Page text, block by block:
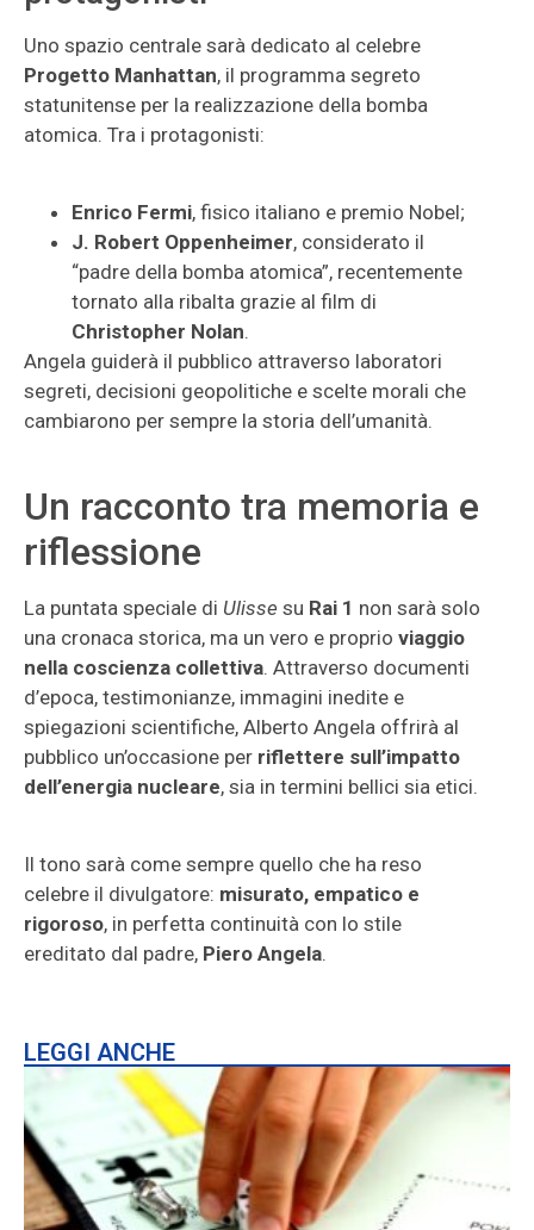
Uno spazio centrale sarà dedicato al celebre
Progetto Manhattan, il programma segreto
statunitense per la realizzazione della bomba
atomica. Tra i protagonisti:
Enrico Fermi, fisico italiano e premio Nobel;
J. Robert Oppenheimer, considerato il
“padre della bomba atomica”, recentemente
tornato alla ribalta grazie al film di
Christopher Nolan.
Angela guiderà il pubblico attraverso laboratori
segreti, decisioni geopolitiche e scelte morali che
cambiarono per sempre la storia dell’umanità.
Un racconto tra memoria e
riflessione
La puntata speciale di Ulisse su Rai 1 non sarà solo
una cronaca storica, ma un vero e proprio viaggio
nella coscienza collettiva. Attraverso documenti
d’epoca, testimonianze, immagini inedite e
spiegazioni scientifiche, Alberto Angela offrirà al
pubblico un’occasione per riflettere sull’impatto
dell’energia nucleare, sia in termini bellici sia etici.
Il tono sarà come sempre quello che ha reso
celebre il divulgatore: misurato, empatico e
rigoroso, in perfetta continuità con lo stile
ereditato dal padre, Piero Angela.
LEGGI ANCHE